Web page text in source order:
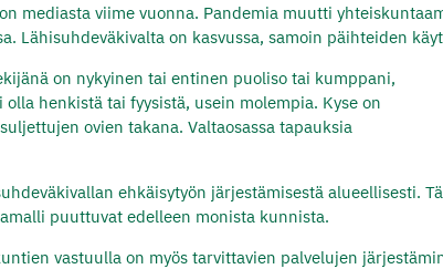
mediasta viime vuonna. Pandemia muutti
Lähisuhdeväkivalta on kasvussa, samoin päihteiden
on nykyinen tai entinen puoliso tai kumppani,
henkistä tai fyysistä, usein molempia. Kyse on
ovien takana. Valtaosassa tapauksia
ehkäisytyön järjestämisestä alueellisesti.
puuttuvat edelleen monista kunnista.
vastuulla on myös tarvittavien palvelujen